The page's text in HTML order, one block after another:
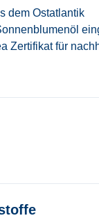
dem Ostatlantik
Zertifikat für